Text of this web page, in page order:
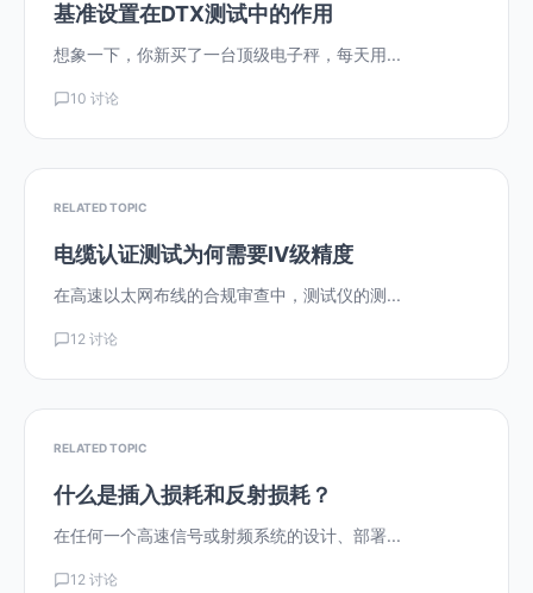
基准设置在DTX测试中的作用
想象一下，你新买了一台顶级电子秤，每天用...
10 讨论
RELATED TOPIC
电缆认证测试为何需要IV级精度
在高速以太网布线的合规审查中，测试仪的测...
12 讨论
RELATED TOPIC
什么是插入损耗和反射损耗？
在任何一个高速信号或射频系统的设计、部署...
12 讨论